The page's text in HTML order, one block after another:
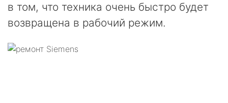
в том, что техника очень быстро будет
возвращена в рабочий режим.